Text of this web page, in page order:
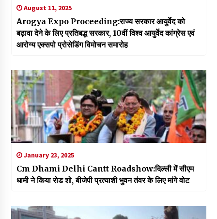
August 11, 2025
Arogya Expo Proceeding:राज्य सरकार आयुर्वेद को
बढ़ावा देने के लिए प्रतिबद्ध सरकार, 10वीं विश्व आयुर्वेद कांग्रेस एवं
आरोग्य एक्सपो प्रोसेडिंग विमोचन समारोह
January 23, 2025
Cm Dhami Delhi Cantt Roadshow:दिल्ली में सीएम
धामी ने किया रोड शो, बीजेपी प्रत्याशी भुवन तंवर के लिए मांगे वोट